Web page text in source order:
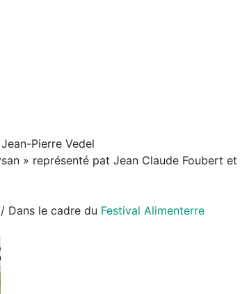
Pierre Vedel
» représenté pat Jean Claude Foubert
Dans le cadre du Festival Alimenterre